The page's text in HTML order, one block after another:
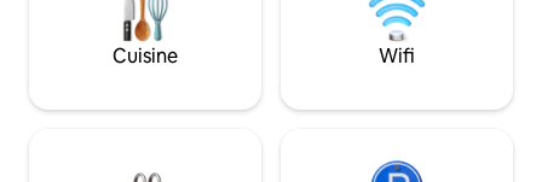
effet pluie à l'italienne, d'un miroir
éclairé, d'un lavabo, d'un distributeur de
savon et d'une étagère pour les articles
ceux qui recherchent le confort et la
Cuisine Wifi